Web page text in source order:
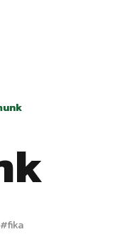
#fika